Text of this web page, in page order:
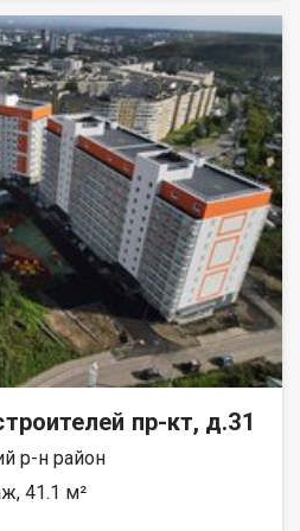
города. Близость знаковых
- заповедник «Столбы»,
флоры и фауны «Роев ручей».
протяженностью 1450 метров
вдоль реки Базаиха с
к воде и остановкой речного
возле ледовой арены. Сеть
роликовых дорожек по всему
лифты. Наземные
мест.
пр-кт, д.31
р-н район
41.1 м²